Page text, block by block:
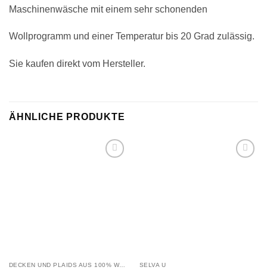
Maschinenwäsche mit einem sehr schonenden
Wollprogramm und einer Temperatur bis 20 Grad zulässig.
Sie kaufen direkt vom Hersteller.
ÄHNLICHE PRODUKTE
DECKEN UND PLAIDS AUS 100% WOLLE SELVA U